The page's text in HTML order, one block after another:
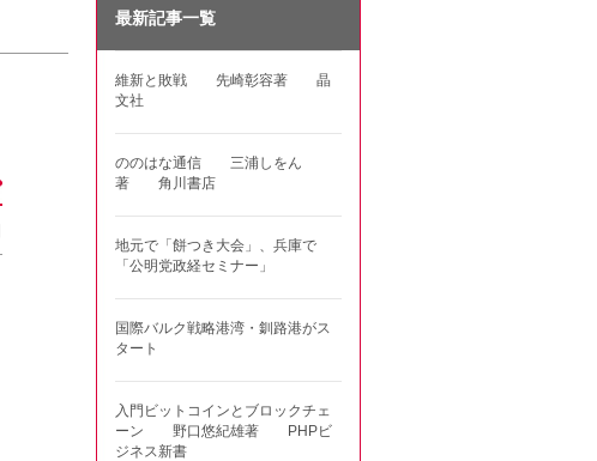
最新記事一覧
維新と敗戦 先崎彰容著 晶
文社
ののはな通信 三浦しをん
著 角川書店
地元で「餅つき大会」、兵庫で
「公明党政経セミナー」
国際バルク戦略港湾・釧路港がス
タート
入門ビットコインとブロックチェ
ーン 野口悠紀雄著 PHPビ
ジネス新書